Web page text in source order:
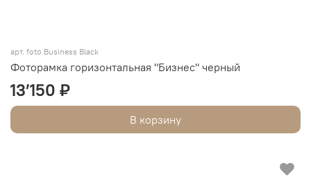
арт. foto Business Black
Фоторамка горизонтальная "Бизнес" черный
13’150 ₽
В корзину